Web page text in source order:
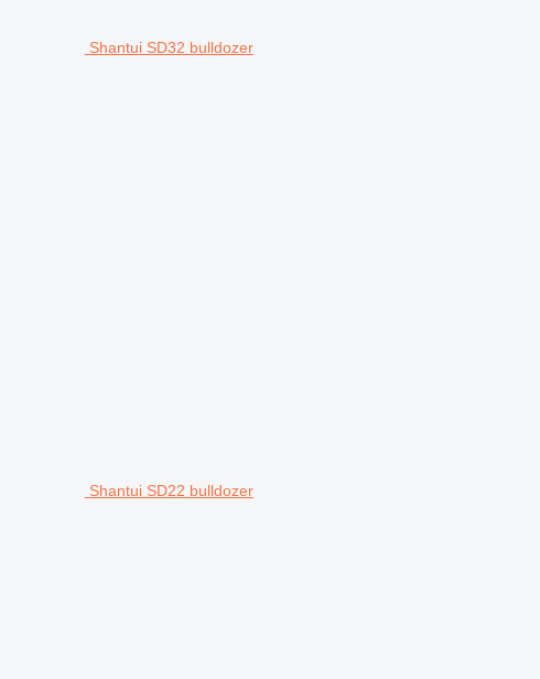
Shantui SD32 bulldozer
Shantui SD22 bulldozer